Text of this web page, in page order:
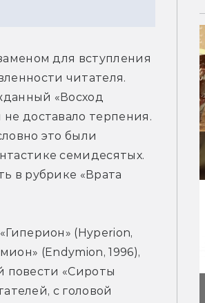
для вступления
читателя.
«Восход
доставало терпения.
это были
семидесятых.
в рубрике «Врата
(Hyperion,
(Endymion, 1996),
повести «Сироты
с головой